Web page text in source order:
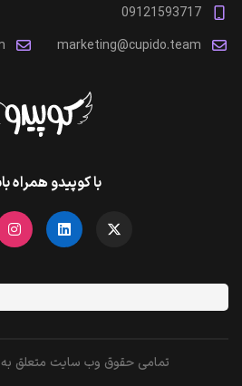
09121593717
marketing@cupido.team
با کوپیدو همراه
تمامی حقوق وب سایت متعلق